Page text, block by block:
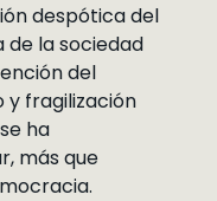
despótica del
de la sociedad
del
fragilización
ha
más que